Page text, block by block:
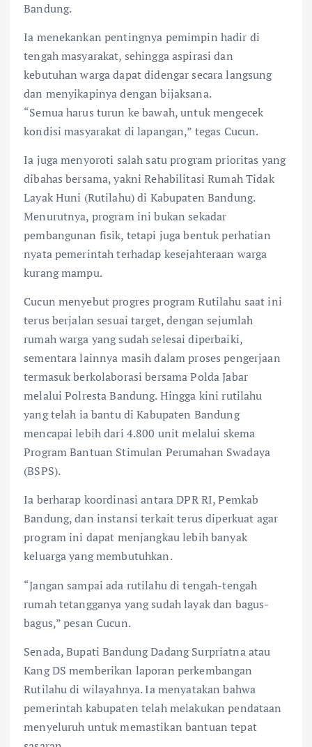
Bandung.
Ia menekankan pentingnya pemimpin hadir di
tengah masyarakat, sehingga aspirasi dan
kebutuhan warga dapat didengar secara langsung
dan menyikapinya dengan bijaksana.
“Semua harus turun ke bawah, untuk mengecek
kondisi masyarakat di lapangan,” tegas Cucun.
Ia juga menyoroti salah satu program prioritas yang
dibahas bersama, yakni Rehabilitasi Rumah Tidak
Layak Huni (Rutilahu) di Kabupaten Bandung.
Menurutnya, program ini bukan sekadar
pembangunan fisik, tetapi juga bentuk perhatian
nyata pemerintah terhadap kesejahteraan warga
kurang mampu.
Cucun menyebut progres program Rutilahu saat ini
terus berjalan sesuai target, dengan sejumlah
rumah warga yang sudah selesai diperbaiki,
sementara lainnya masih dalam proses pengerjaan
termasuk berkolaborasi bersama Polda Jabar
melalui Polresta Bandung. Hingga kini rutilahu
yang telah ia bantu di Kabupaten Bandung
mencapai lebih dari 4.800 unit melalui skema
Program Bantuan Stimulan Perumahan Swadaya
(BSPS).
Ia berharap koordinasi antara DPR RI, Pemkab
Bandung, dan instansi terkait terus diperkuat agar
program ini dapat menjangkau lebih banyak
keluarga yang membutuhkan.
“Jangan sampai ada rutilahu di tengah-tengah
rumah tetangganya yang sudah layak dan bagus-
bagus,” pesan Cucun.
Senada, Bupati Bandung Dadang Surpriatna atau
Kang DS memberikan laporan perkembangan
Rutilahu di wilayahnya. Ia menyatakan bahwa
pemerintah kabupaten telah melakukan pendataan
menyeluruh untuk memastikan bantuan tepat